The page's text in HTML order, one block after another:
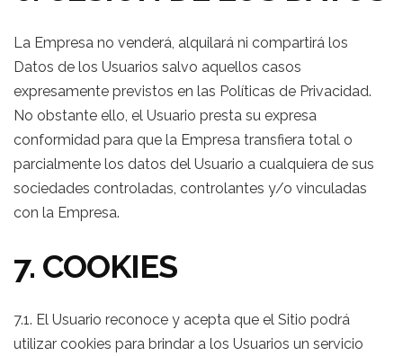
La Empresa no venderá, alquilará ni compartirá los
Datos de los Usuarios salvo aquellos casos
expresamente previstos en las Políticas de Privacidad.
No obstante ello, el Usuario presta su expresa
conformidad para que la Empresa transfiera total o
parcialmente los datos del Usuario a cualquiera de sus
sociedades controladas, controlantes y/o vinculadas
con la Empresa.
7. COOKIES
7.1. El Usuario reconoce y acepta que el Sitio podrá
utilizar cookies para brindar a los Usuarios un servicio